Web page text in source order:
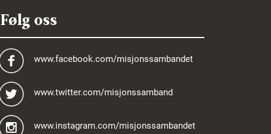
Følg oss
www.facebook.com/misjonssambandet
www.twitter.com/misjonssamband
www.instagram.com/misjonssambandet